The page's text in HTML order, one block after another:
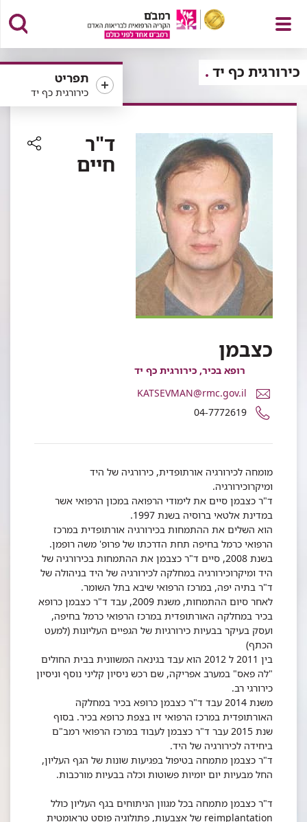
פתח
תפריט
תפריט
כירורגית כף יד
כירורגית כף יד
ד"ר
חיים
כצבמן
רופא בכיר, כירורגית כף יד
דואר
אלקטרוני
ד"ר
כצבמן
KATSEVMAN@rmc.gov.il
מספר
טלפון
חיים
כצבמן
04-7772619
מומחה לכירורגיה אורתופדית, כירורגיה של היד
ומיקרוכירורגיה.
ד"ר כצבמן סיים את לימודי הרפואה במכון הרפואי אשר
במדינת אלטאי ברוסיה בשנת 1997.
הוא השלים את ההתמחות בכירורגיה אורתופדית במרכז
הרפואי כרמל בחיפה תחת הדרכתו של פרופ' משה רופמן.
בשנת 2008, סיים ד"ר כצבמן את ההתמחות בכירורגיה של
היד ומיקרוכירורגיה במחלקה לכירורגיה של היד בניהולה של
ד"ר בתיה יפה, במרכז הרפואי שיבא בתל השומר.
לאחר סיום ההתמחות, משנת 2009, עבד ד"ר כצבמן כרופא
בכיר במחלקה האורתופדית במרכז הרפואי כרמל בחיפה,
ועסק בעיקר בבעיות כירורגיות של הגפיים העליונות (למעט
הכתף)
בין 2011 ל 2012 הוא עבד בגינאה המשוונית בבית החולים
"לה פאס" במערב אפריקה, שם רכש ניסיון קליני נוסף וניסיון
כירורגי רב.
משנת 2014 עבד ד"ר כצבמן כרופא בכיר במחלקה
האורתופדית במרכז הרפואי זיו בצפת כרופא בכיר. בסוף
שנת 2015 עבר ד"ר כצבמן לעבוד במרכז הרפואי רמב"ם
ביחידה לכירורגיה של היד.
ד"ר כצבמן מתמחה בטיפול בפגיעות שונות של הגף העליון,
החל מבעיות יום יומיות פשוטות וכלה בבעיות מורכבות.
ד"ר כצבמן מתמחה בכל מגוון הניתוחים בגף העליון כולל
reimplantation של אצבעות, פתולוגיה פוסט טראומטית